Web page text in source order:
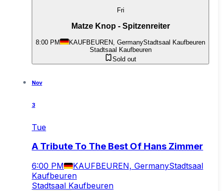
Fri
Matze Knop - Spitzenreiter
8:00 PM KAUFBEUREN, GermanyStadtsaal Kaufbeuren
Stadtsaal Kaufbeuren
Sold out
Nov
3
Tue
A Tribute To The Best Of Hans Zimmer
6:00 PM KAUFBEUREN, GermanyStadtsaal
Kaufbeuren
Stadtsaal Kaufbeuren